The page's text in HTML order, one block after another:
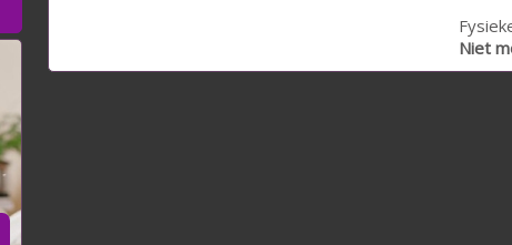
Niet